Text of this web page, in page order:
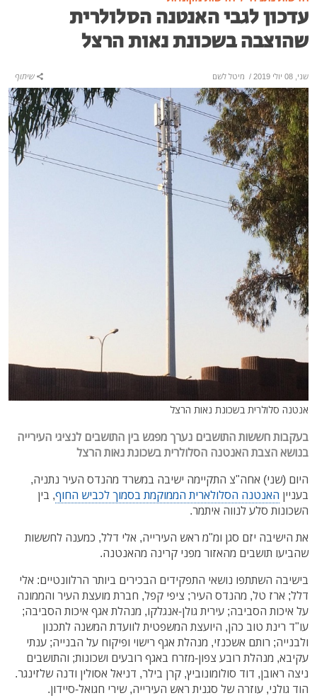
עדכון לגבי האנטנה הסלולרית
שהוצבה בשכונת נאות הרצל
שני, 08 יולי 2019 / מיטל לשם שיתוף
אנטנה סלולרית בשכונת נאות הרצל
בעקבות חששות התושבים נערך מפגש בין התושבים לנציגי העירייה
בנושא הצבת האנטנה הסלולרית בשכונת נאות הרצל
היום (שני) אחה"צ התקיימה ישיבה במשרד מהנדס העיר נתניה,
בעניין האנטנה הסלולארית הממוקמת בסמוך לכביש החוף, בין
השכונות סלע לנווה איתמר.
את הישיבה יזם סגן ומ"מ ראש העירייה, אלי דלל, כמענה לחששות
שהביעו תושבים מהאזור מפני קרינה מהאנטנה.
בישיבה השתתפו נושאי התפקידים הבכירים ביותר הרלוונטיים: אלי
דלל; ארז טל, מהנדס העיר; ציפי קפל, חברת מועצת העיר והממונה
על איכות הסביבה; עירית גולן-אנגלקו, מנהלת אגף איכות הסביבה;
עו"ד רינת טוב כהן, היועצת המשפטית לוועדת המשנה לתכנון
ולבנייה; רותם אשכנזי, מנהלת אגף רישוי ופיקוח על הבנייה; ענתי
עקיבא, מנהלת רובע צפון-מזרח באגף רובעים ושכונות; והתושבים
ניצה ראובן, דוד סולומונוביץ, קרן בילר, דניאל אסולין ודנה שלזינגר.
הוד גולני, עוזרה של סגנית ראש העירייה, שירי חגואל-סיידון.